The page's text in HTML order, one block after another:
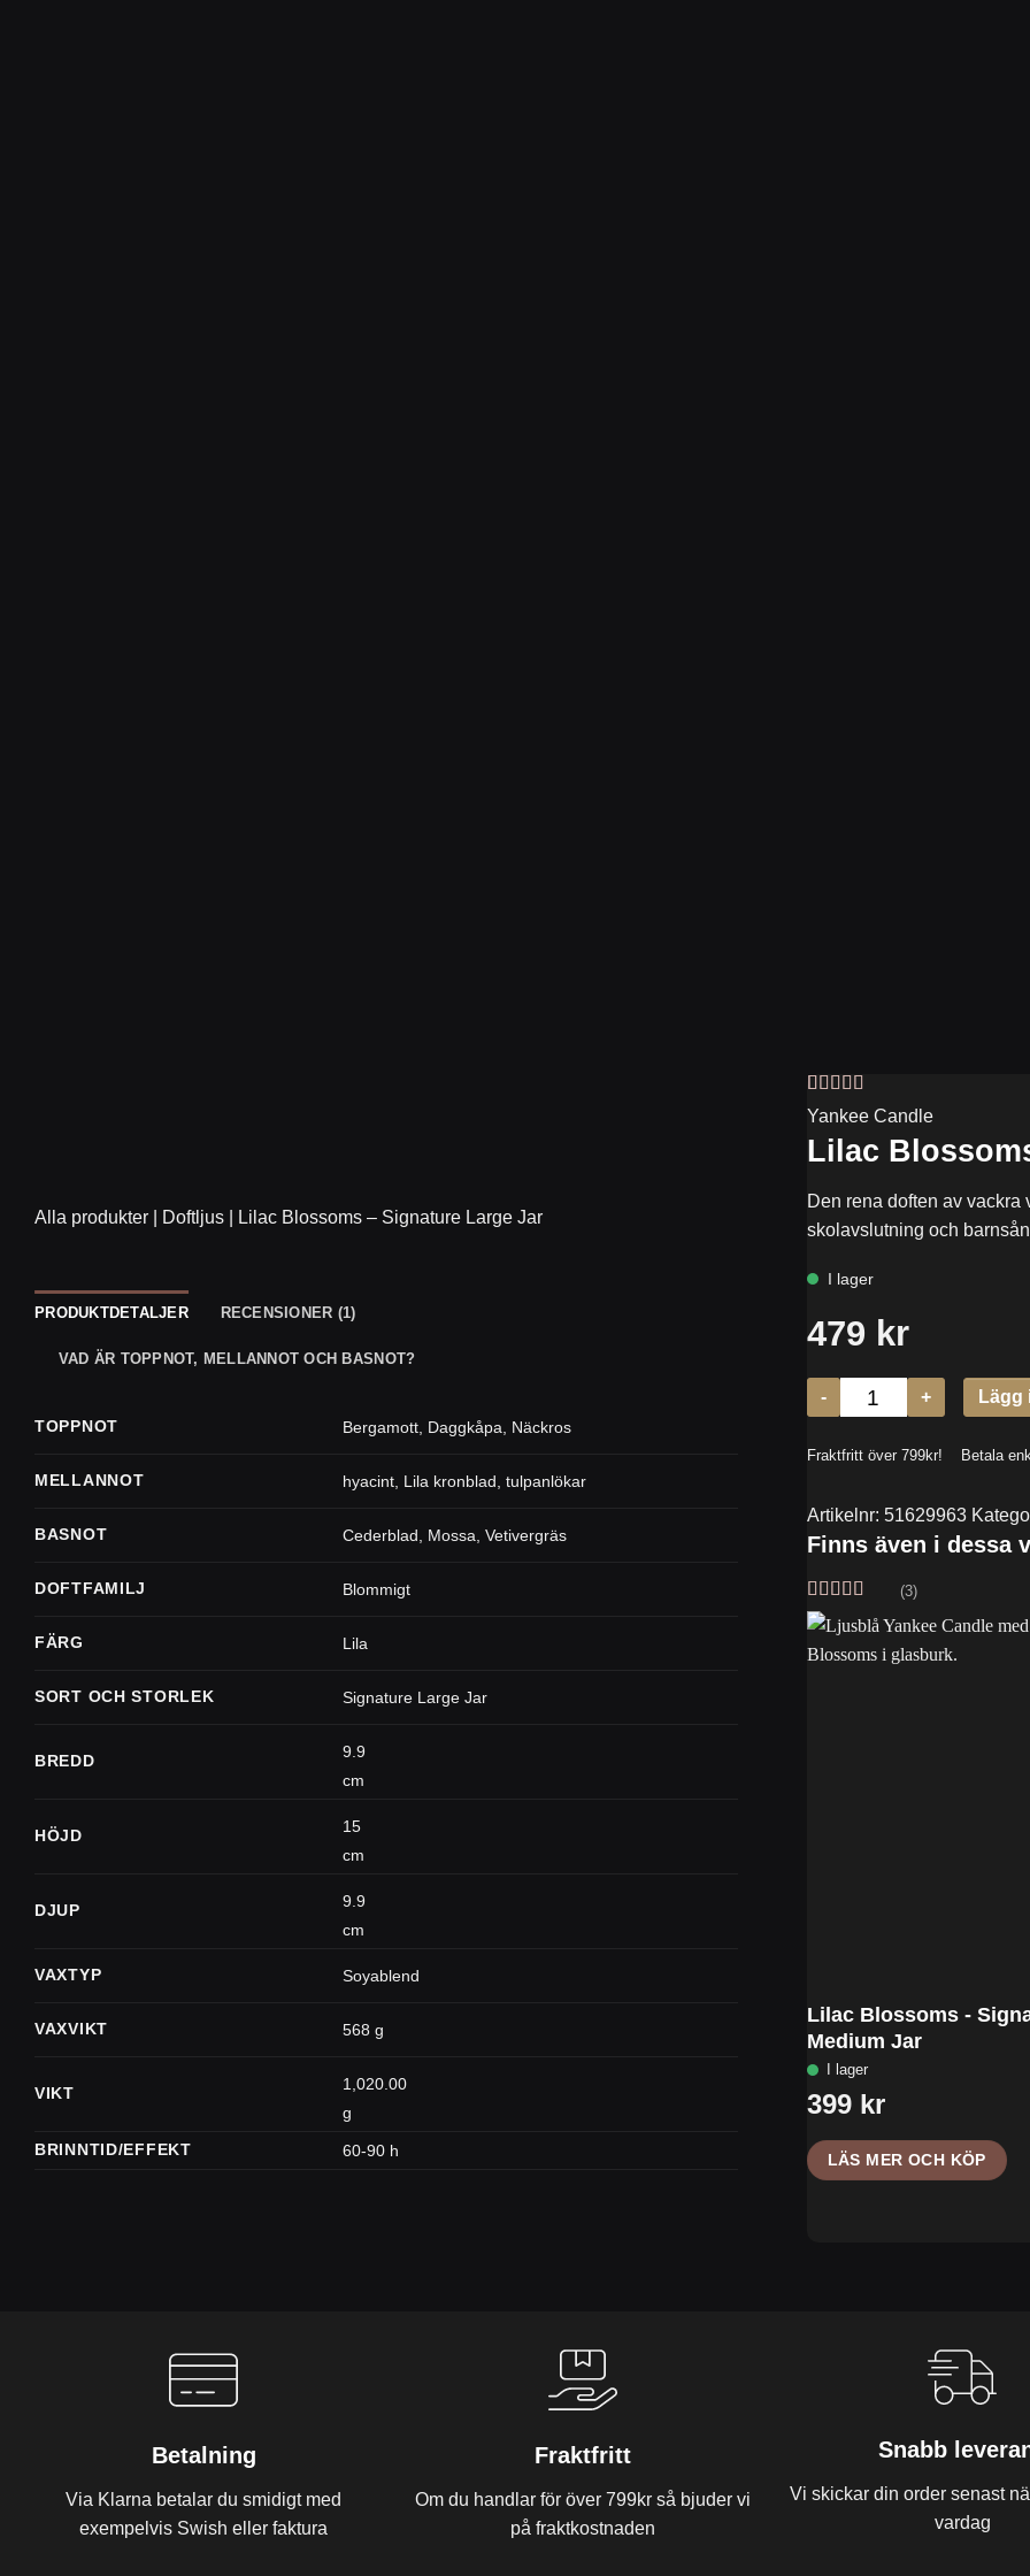
Alla produkter Doftljus Lilac Blossoms – Signature Large Jar
PRODUKTDETALJER RECENSIONER (1)
VAD ÄR TOPPNOT, MELLANNOT OCH BASNOT?
TOPPNOT Bergamott Daggkåpa Näckros
MELLANNOT hyacint Lila kronblad ,tulpanlökar
BASNOT Cederblad Mossa ,Vetivergräs
DOFTFAMILJ Blommigt
FÄRG Lila
SORT OCH STORLEK Signature Large Jar
BREDD
9.9
cm
HÖJD
15
cm
DJUP
9.9
cm
VAXTYP Soyablend
VAXVIKT 568 g
VIKT
1,020.00
g
BRINNTID/EFFEKT
60-90 h
Betygsatt5
av 5 baserat
1
kundrecension
Yankee Candle
Lilac
Den rena doften av vackra
skolavslutning och
Artikelnr: 51629963
Finns även i dessa
Betygsatt 5
av 5
(3)
Lilac Blossoms -
Medium Jar
LÄS MER OCH KÖP
Betalning
Via Klarna betalar du smidigt med
exempelvis Swish eller faktura
Fraktfritt
Om du handlar för över 799kr så bjuder vi
på fraktkostnaden
Snabb
Vi skickar din order senast
vardag